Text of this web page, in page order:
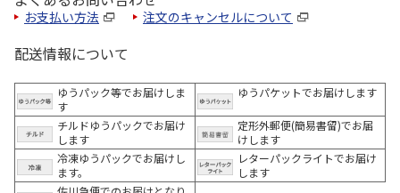
お支払い方法 注文のキャンセルについて
配送情報について
ゆうパック等でお届けしま
す
ゆうパケットでお届けします
チルドゆうパックでお届け
します
定形外郵便(簡易書留)でお届
けします
冷凍ゆうパックでお届けし
ます。
レターパックライトでお届け
します